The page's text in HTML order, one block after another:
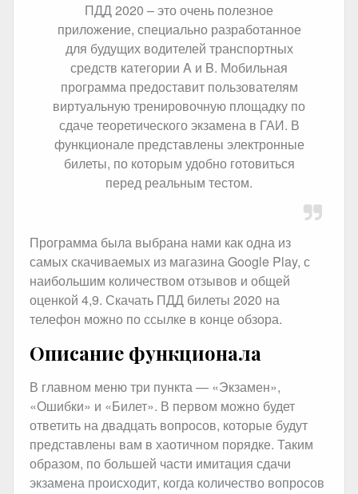
ПДД 2020 – это очень полезное
приложение, специально разработанное
для будущих водителей транспортных
средств категории A и B. Мобильная
программа предоставит пользователям
виртуальную тренировочную площадку по
сдаче теоретического экзамена в ГАИ. В
функционале представлены электронные
билеты, по которым удобно готовиться
перед реальным тестом.
Программа была выбрана нами как одна из
самых скачиваемых из магазина Google Play, с
наибольшим количеством отзывов и общей
оценкой 4,9. Скачать ПДД билеты 2020 на
телефон можно по ссылке в конце обзора.
Описание функционала
В главном меню три пункта — «Экзамен»,
«Ошибки» и «Билет». В первом можно будет
ответить на двадцать вопросов, которые будут
представлены вам в хаотичном порядке. Таким
образом, по большей части имитация сдачи
экзамена происходит, когда количество вопросов